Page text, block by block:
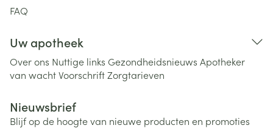
FAQ
Uw apotheek
Over ons Nuttige links Gezondheidsnieuws Apotheker
van wachtVoorschriftZorgtarieven
Nieuwsbrief
Blijf op de hoogte van nieuwe producten en promoties